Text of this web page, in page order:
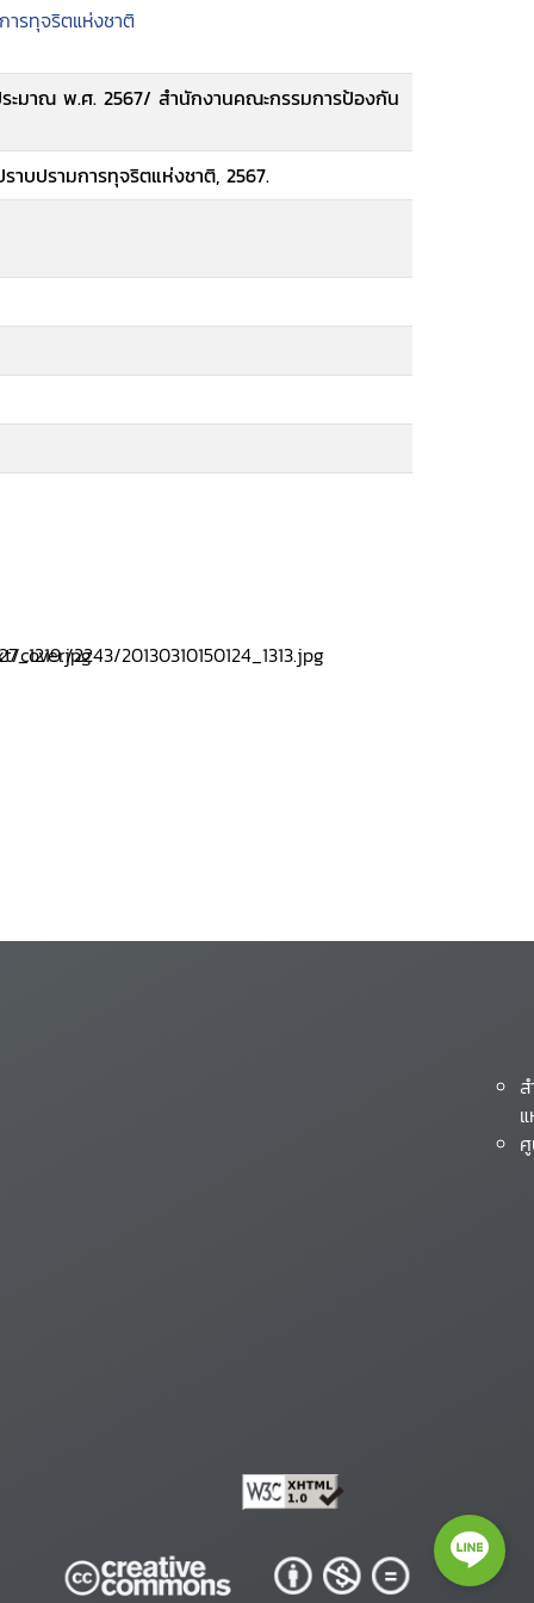
รทุจริตแห่งชาติ
ะมาณ พ.ศ. 2567/ สำนักงานคณะกรรมการป้องกัน
บปรามการทุจริตแห่งชาติ, 2567.